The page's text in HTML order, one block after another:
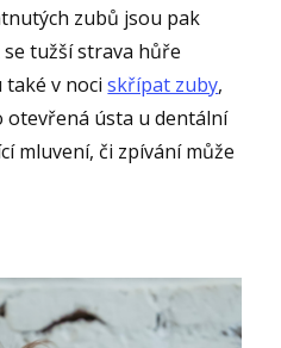
zubů jsou pak
se tužší strava hůře
také v nociskřípat zuby,
otevřená ústa u dentální
mluvení, či zpívání může